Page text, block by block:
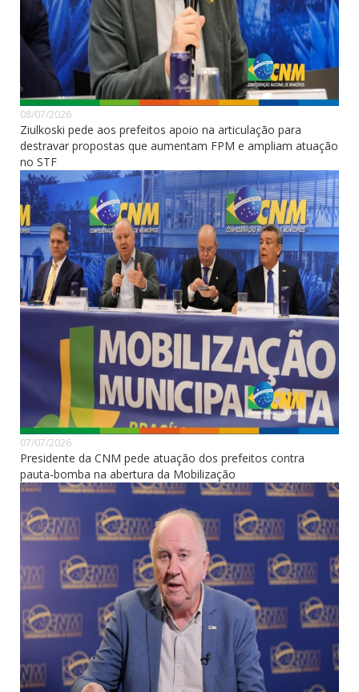
08/07/2026
Ziulkoski pede aos prefeitos apoio na articulação para
destravar propostas que aumentam FPM e ampliam atuação
no STF
07/07/2026
Presidente da CNM pede atuação dos prefeitos contra
pauta-bomba na abertura da Mobilização